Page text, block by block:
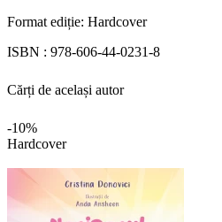
Format ediție: Hardcover
ISBN : 978-606-44-0231-8
Cărți de același autor
-10%
Hardcover